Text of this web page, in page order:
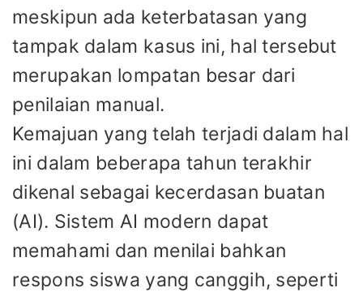
meskipun ada keterbatasan yang
tampak dalam kasus ini, hal tersebut
merupakan lompatan besar dari
penilaian manual.
Kemajuan yang telah terjadi dalam hal
ini dalam beberapa tahun terakhir
dikenal sebagai kecerdasan buatan
(AI). Sistem AI modern dapat
memahami dan menilai bahkan
respons siswa yang canggih, seperti